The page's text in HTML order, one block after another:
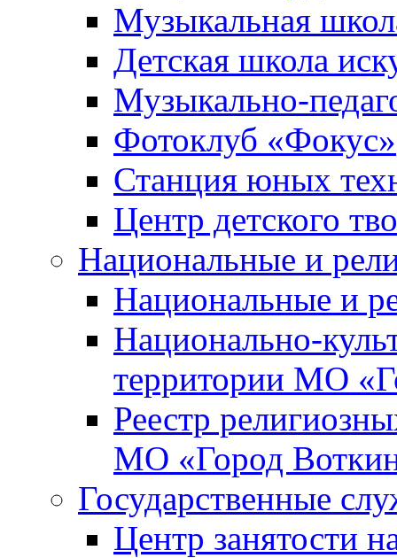
Музыкальная
Детская школа
Музыкально-
Фотоклуб «Фокус»
Станция юных
Центр детского
Национальные и
Национальные и
Национально-
территории МО
Реестр
МО «Город
Государственные
Центр занятости